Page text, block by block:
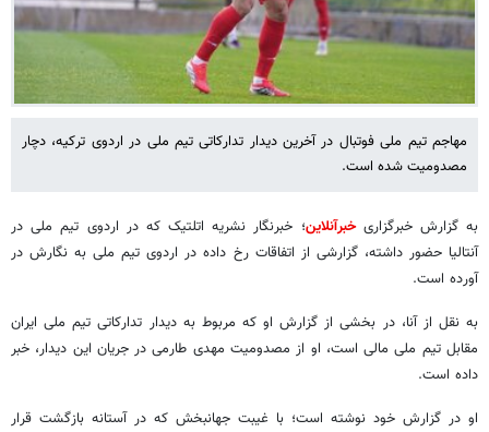
مهاجم تیم ملی فوتبال در آخرین دیدار تدارکاتی تیم ملی در اردوی ترکیه، دچار
مصدومیت شده است.
به گزارش خبرگزاریخبرآنلاین؛ خبرنگار نشریه اتلتیک که در اردوی تیم ملی در
آنتالیا حضور داشته، گزارشی از اتفاقات رخ داده در اردوی تیم ملی به نگارش در
آورده است.
به نقل از آنا، در بخشی از گزارش او که مربوط به دیدار تدارکاتی تیم ملی ایران
مقابل تیم ملی مالی است، او از مصدومیت مهدی طارمی در جریان این دیدار، خبر
داده است.
او در گزارش خود نوشته است؛ با غیبت جهانبخش که در آستانه بازگشت قرار